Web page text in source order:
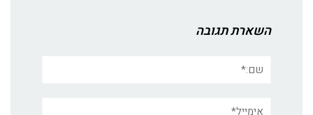
השארת תגובה